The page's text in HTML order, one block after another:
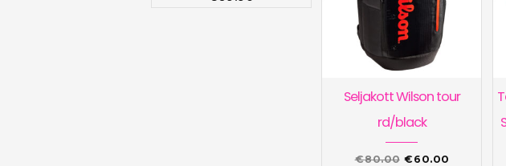
Seljakott Wilson tour
rd/black
€80.00 Algne
€ 60.00Praegune